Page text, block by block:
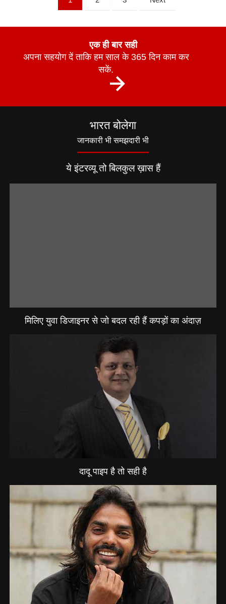
एक ही बार सही
अपना सहयोग दें ताकि हम साल के 365 दिन काम कर
सकें.
भारत बोलेगा
जानकारी भी समझदारी भी
ये इंटरव्यू तो बिलकुल ख़ास हैं
मिलिए युवा डिजाइनर से जो बदल रही हैं कपड़ों का अंदाज़
दादू पाइप है तो सही है